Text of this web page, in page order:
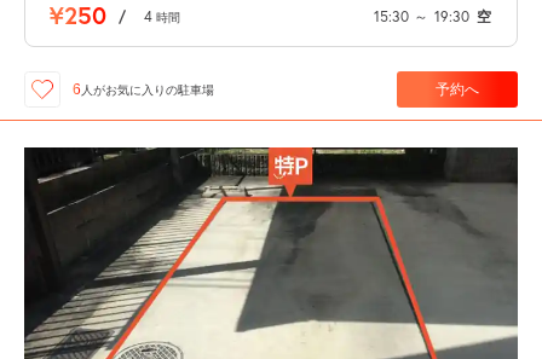
¥250 / 4 時間 15:30 ～ 19:30 空
6 人がお気に入りの駐車場 予約へ